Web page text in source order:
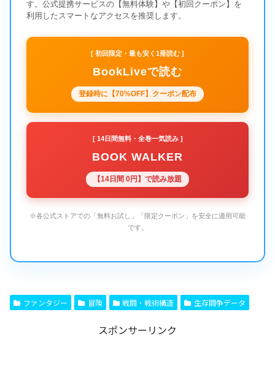
す。公式提携サービスの【無料体験】や【初回クーポン】を
利用したスマートなアクセスを推奨します。
[ 初回限定・最も安く1冊読む ]
BookLiveで読む
登録時に【70%OFF】クーポン配布
[ 14日間無料・全巻一気読み ]
BOOK WALKER
【14日間 0円】で読み放題
※各公式ストアでの「無料お試し」「限定クーポン」を安全に適用可能
です。
ファンタジー 冒険 戦闘・戦術構造 生存闘争データ
スポンサーリンク